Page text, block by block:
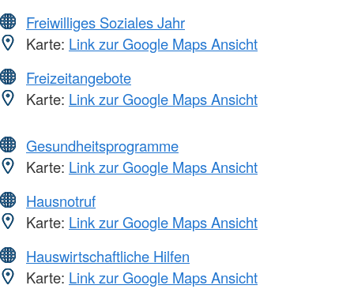
Freiwilliges Soziales Jahr
Karte: Link zur Google Maps Ansicht
Freizeitangebote
Karte: Link zur Google Maps Ansicht
Gesundheitsprogramme
Karte: Link zur Google Maps Ansicht
Hausnotruf
Karte: Link zur Google Maps Ansicht
Hauswirtschaftliche Hilfen
Karte: Link zur Google Maps Ansicht